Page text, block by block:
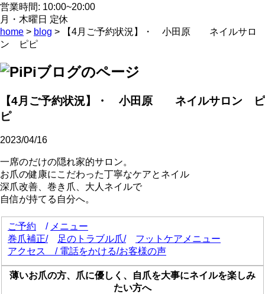
営業時間: 10:00~20:00
月・木曜日 定休
home > blog > 【4月ご予約状況】・ 小田原 ネイルサロ
ン ピピ
【4月ご予約状況】・ 小田原 ネイルサロン ピ
ピ
2023/04/16
一席のだけの隠れ家的サロン。
お爪の健康にこだわった丁寧なケアとネイル
深爪改善、巻き爪、大人ネイルで
自信が持てる自分へ。
ご予約 / メニュー
巻爪補正/
足のトラブル爪/
フットケアメニュー
アクセス
/ 電話をかける/お客様の声
薄いお爪の方、爪に優しく、自爪を大事にネイルを楽しみ
たい方へ